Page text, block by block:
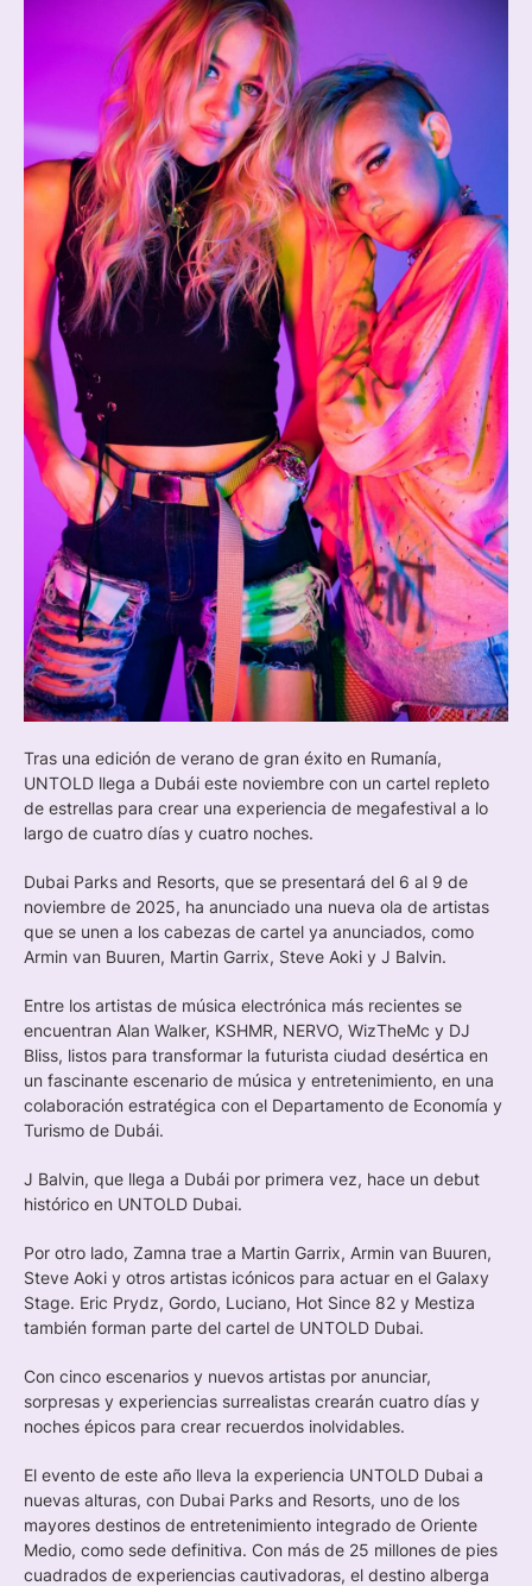
Tras una edición de verano de gran éxito en Rumanía,
UNTOLD llega a Dubái este noviembre con un cartel repleto
de estrellas para crear una experiencia de megafestival a lo
largo de cuatro días y cuatro noches.
Dubai Parks and Resorts, que se presentará del 6 al 9 de
noviembre de 2025, ha anunciado una nueva ola de artistas
que se unen a los cabezas de cartel ya anunciados, como
Armin van Buuren, Martin Garrix, Steve Aoki y J Balvin.
Entre los artistas de música electrónica más recientes se
encuentran Alan Walker, KSHMR, NERVO, WizTheMc y DJ
Bliss, listos para transformar la futurista ciudad desértica en
un fascinante escenario de música y entretenimiento, en una
colaboración estratégica con el Departamento de Economía y
Turismo de Dubái.
J Balvin, que llega a Dubái por primera vez, hace un debut
histórico en UNTOLD Dubai.
Por otro lado, Zamna trae a Martin Garrix, Armin van Buuren,
Steve Aoki y otros artistas icónicos para actuar en el Galaxy
Stage. Eric Prydz, Gordo, Luciano, Hot Since 82 y Mestiza
también forman parte del cartel de UNTOLD Dubai.
Con cinco escenarios y nuevos artistas por anunciar,
sorpresas y experiencias surrealistas crearán cuatro días y
noches épicos para crear recuerdos inolvidables.
El evento de este año lleva la experiencia UNTOLD Dubai a
nuevas alturas, con Dubai Parks and Resorts, uno de los
mayores destinos de entretenimiento integrado de Oriente
Medio, como sede definitiva. Con más de 25 millones de pies
cuadrados de experiencias cautivadoras, el destino alberga